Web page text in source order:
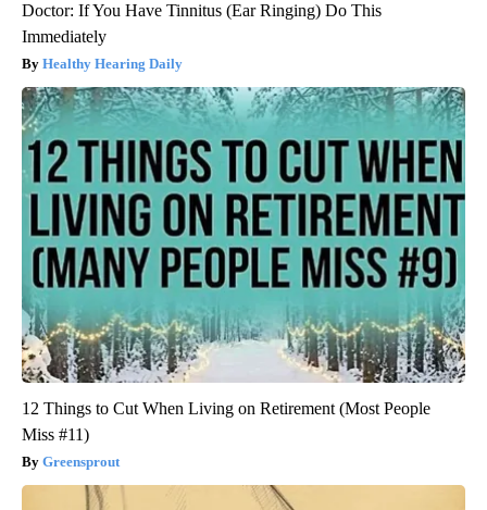
Doctor: If You Have Tinnitus (Ear Ringing) Do This
Immediately
Healthy Hearing Daily
12 Things to Cut When Living on Retirement (Most People
Miss #11)
Greensprout